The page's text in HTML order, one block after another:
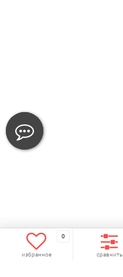
0
избранное сравнить